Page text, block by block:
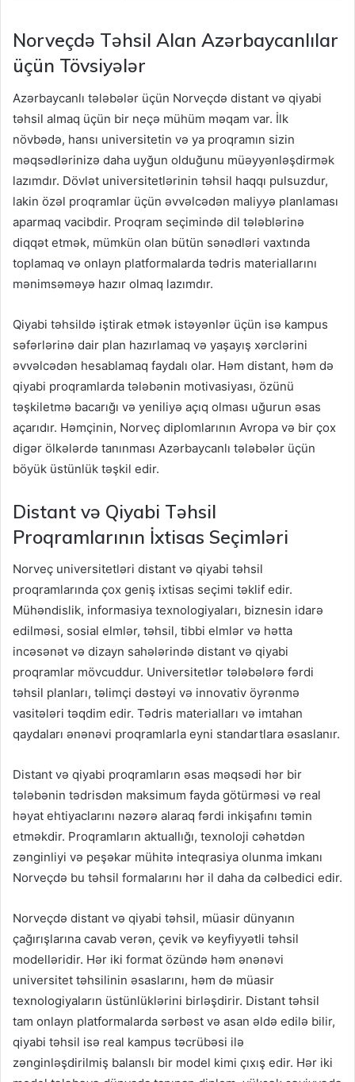
Norveçdə Təhsil Alan Azərbaycanlılar
üçün Tövsiyələr
Azərbaycanlı tələbələr üçün Norveçdə distant və qiyabi
təhsil almaq üçün bir neçə mühüm məqam var. İlk
növbədə, hansı universitetin və ya proqramın sizin
məqsədlərinizə daha uyğun olduğunu müəyyənləşdirmək
lazımdır. Dövlət universitetlərinin təhsil haqqı pulsuzdur,
lakin özəl proqramlar üçün əvvəlcədən maliyyə planlaması
aparmaq vacibdir. Proqram seçimində dil tələblərinə
diqqət etmək, mümkün olan bütün sənədləri vaxtında
toplamaq və onlayn platformalarda tədris materiallarını
mənimsəməyə hazır olmaq lazımdır.
Qiyabi təhsildə iştirak etmək istəyənlər üçün isə kampus
səfərlərinə dair plan hazırlamaq və yaşayış xərclərini
əvvəlcədən hesablamaq faydalı olar. Həm distant, həm də
qiyabi proqramlarda tələbənin motivasiyası, özünü
təşkiletmə bacarığı və yeniliyə açıq olması uğurun əsas
açarıdır. Həmçinin, Norveç diplomlarının Avropa və bir çox
digər ölkələrdə tanınması Azərbaycanlı tələbələr üçün
böyük üstünlük təşkil edir.
Distant və Qiyabi Təhsil
Proqramlarının İxtisas Seçimləri
Norveç universitetləri distant və qiyabi təhsil
proqramlarında çox geniş ixtisas seçimi təklif edir.
Mühəndislik, informasiya texnologiyaları, biznesin idarə
edilməsi, sosial elmlər, təhsil, tibbi elmlər və hətta
incəsənət və dizayn sahələrində distant və qiyabi
proqramlar mövcuddur. Universitetlər tələbələrə fərdi
təhsil planları, təlimçi dəstəyi və innovativ öyrənmə
vasitələri təqdim edir. Tədris materialları və imtahan
qaydaları ənənəvi proqramlarla eyni standartlara əsaslanır.
Distant və qiyabi proqramların əsas məqsədi hər bir
tələbənin tədrisdən maksimum fayda götürməsi və real
həyat ehtiyaclarını nəzərə alaraq fərdi inkişafını təmin
etməkdir. Proqramların aktuallığı, texnoloji cəhətdən
zənginliyi və peşəkar mühitə inteqrasiya olunma imkanı
Norveçdə bu təhsil formalarını hər il daha da cəlbedici edir.
Norveçdə distant və qiyabi təhsil, müasir dünyanın
çağırışlarına cavab verən, çevik və keyfiyyətli təhsil
modelləridir. Hər iki format özündə həm ənənəvi
universitet təhsilinin əsaslarını, həm də müasir
texnologiyaların üstünlüklərini birləşdirir. Distant təhsil
tam onlayn platformalarda sərbəst və asan əldə edilə bilir,
qiyabi təhsil isə real kampus təcrübəsi ilə
zənginləşdirilmiş balanslı bir model kimi çıxış edir. Hər iki